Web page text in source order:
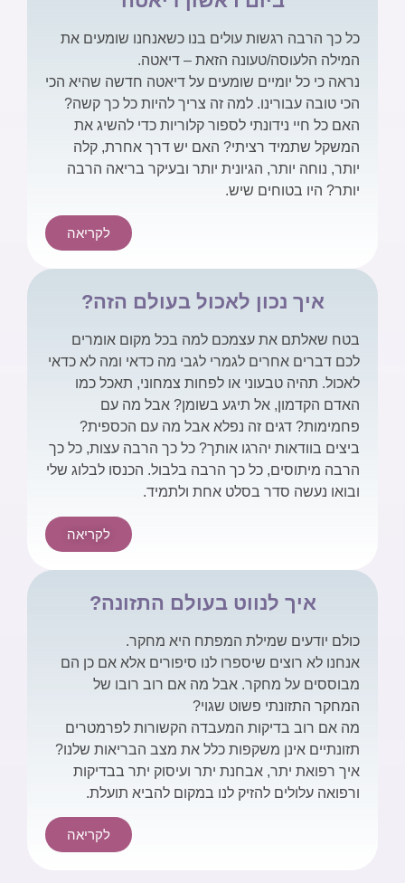
כל כך הרבה רגשות עולים בנו כשאנחנו שומעים את
המילה הלעוסה/טעונה הזאת – דיאטה.
נראה כי כל יומיים שומעים על דיאטה חדשה שהיא הכי
הכי טובה עבורינו. למה זה צריך להיות כל כך קשה?
האם כל חיי נידונתי לספור קלוריות כדי להשיג את
המשקל שתמיד רציתי? האם יש דרך אחרת, קלה
יותר, נוחה יותר, הגיונית יותר ובעיקר בריאה הרבה
יותר? היו בטוחים שיש.
לקריאה
איך נכון לאכול בעולם הזה?
בטח שאלתם את עצמכם למה בכל מקום אומרים
לכם דברים אחרים לגמרי לגבי מה כדאי ומה לא כדאי
לאכול. תהיה טבעוני או לפחות צמחוני, תאכל כמו
האדם הקדמון, אל תיגע בשומן? אבל מה עם
פחמימות? דגים זה נפלא אבל מה עם הכספית?
ביצים בוודאות יהרגו אותך? כל כך הרבה עצות, כל כך
הרבה מיתוסים, כל כך הרבה בלבול. הכנסו לבלוג שלי
ובואו נעשה סדר בסלט אחת ולתמיד.
לקריאה
איך לנווט בעולם התזונה?
כולם יודעים שמילת המפתח היא מחקר.
אנחנו לא רוצים שיספרו לנו סיפורים אלא אם כן הם
מבוססים על מחקר. אבל מה אם רוב רובו של
המחקר התזונתי פשוט שגוי?
מה אם רוב בדיקות המעבדה הקשורות לפרמטרים
תזונתיים אינן משקפות כלל את מצב הבריאות שלנו?
איך רפואת יתר, אבחנת יתר ועיסוק יתר בבדיקות
ורפואה עלולים להזיק לנו במקום להביא תועלת.
לקריאה